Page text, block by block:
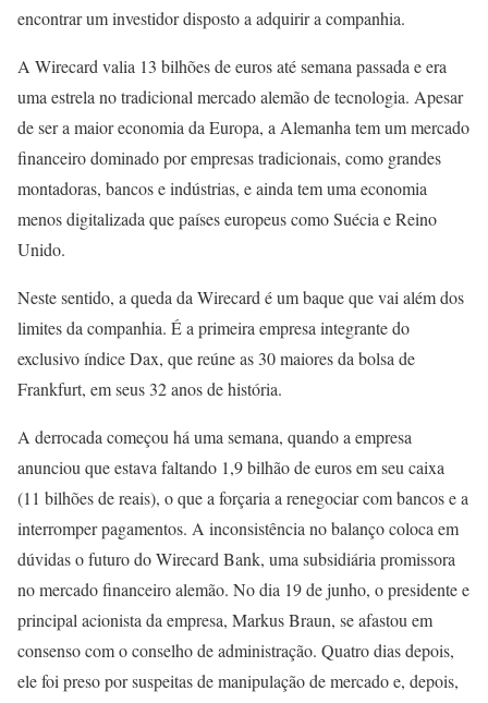
encontrar um investidor disposto a adquirir a companhia.
A Wirecard valia 13 bilhões de euros até semana passada e era
uma estrela no tradicional mercado alemão de tecnologia. Apesar
de ser a maior economia da Europa, a Alemanha tem um mercado
financeiro dominado por empresas tradicionais, como grandes
montadoras, bancos e indústrias, e ainda tem uma economia
menos digitalizada que países europeus como Suécia e Reino
Unido.
Neste sentido, a queda da Wirecard é um baque que vai além dos
limites da companhia. É a primeira empresa integrante do
exclusivo índice Dax, que reúne as 30 maiores da bolsa de
Frankfurt, em seus 32 anos de história.
A derrocada começou há uma semana, quando a empresa
anunciou que estava faltando 1,9 bilhão de euros em seu caixa
(11 bilhões de reais), o que a forçaria a renegociar com bancos e a
interromper pagamentos. A inconsistência no balanço coloca em
dúvidas o futuro do Wirecard Bank, uma subsidiária promissora
no mercado financeiro alemão. No dia 19 de junho, o presidente e
principal acionista da empresa, Markus Braun, se afastou em
consenso com o conselho de administração. Quatro dias depois,
ele foi preso por suspeitas de manipulação de mercado e, depois,